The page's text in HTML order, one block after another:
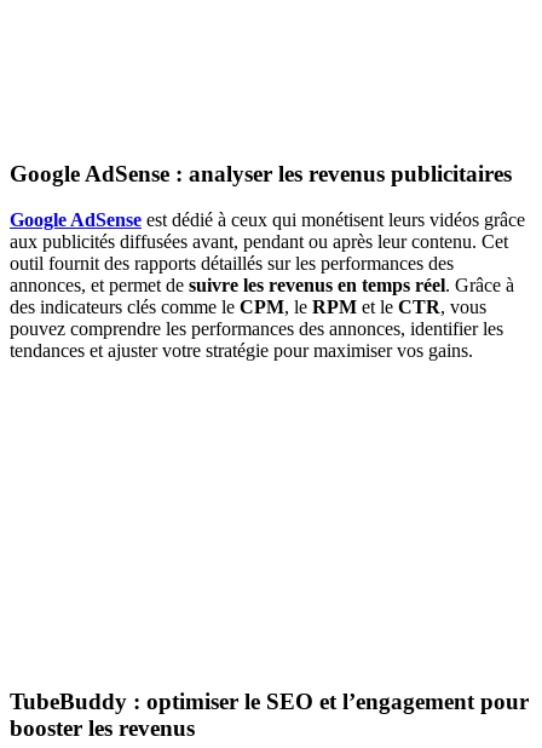
Google AdSense : analyser les revenus publicitaires
Google AdSense est dédié à ceux qui monétisent leurs vidéos grâce
aux publicités diffusées avant, pendant ou après leur contenu. Cet
outil fournit des rapports détaillés sur les performances des
annonces, et permet de suivre les revenus en temps réel. Grâce à
des indicateurs clés comme le CPM, le RPM et le CTR, vous
pouvez comprendre les performances des annonces, identifier les
tendances et ajuster votre stratégie pour maximiser vos gains.
TubeBuddy : optimiser le SEO et l’engagement pour
booster les revenus